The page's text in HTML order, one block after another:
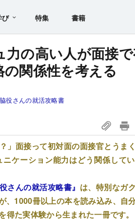
び 特集 書籍
力の高い人が面接
関係性を考える
役さんの就活攻略書
」面接って初対面の面接官とうま
ケーション能力はどう関係して
さんの就活攻略書』 は、特別なガ
、1000冊以上の本を読み込み、自
た実体験から生まれた一冊です。